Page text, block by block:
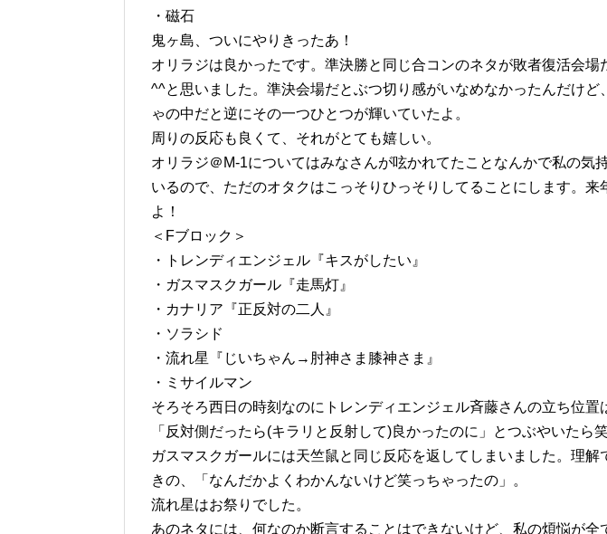
・磁石
鬼ヶ島、ついにやりきったあ！
オリラジは良かったです。準決勝と同じ合コンのネタが敗者復活会場
^^と思いました。準決会場だとぶつ切り感がいなめなかったんだけど
ゃの中だと逆にその一つひとつが輝いていたよ。
周りの反応も良くて、それがとても嬉しい。
オリラジ＠M-1についてはみなさんが呟かれてたことなんかで私の気
いるので、ただのオタクはこっそりひっそりしてることにします。来
よ！
＜Fブロック＞
・トレンディエンジェル『キスがしたい』
・ガスマスクガール『走馬灯』
・カナリア『正反対の二人』
・ソラシド
・流れ星『じいちゃん→肘神さま膝神さま』
・ミサイルマン
そろそろ西日の時刻なのにトレンディエンジェル斉藤さんの立ち位置
「反対側だったら(キラリと反射して)良かったのに」とつぶやいたら
ガスマスクガールには天竺鼠と同じ反応を返してしまいました。理解
きの、「なんだかよくわかんないけど笑っちゃったの」。
流れ星はお祭りでした。
あのネタには、何なのか断言することはできないけど、私の煩悩が全